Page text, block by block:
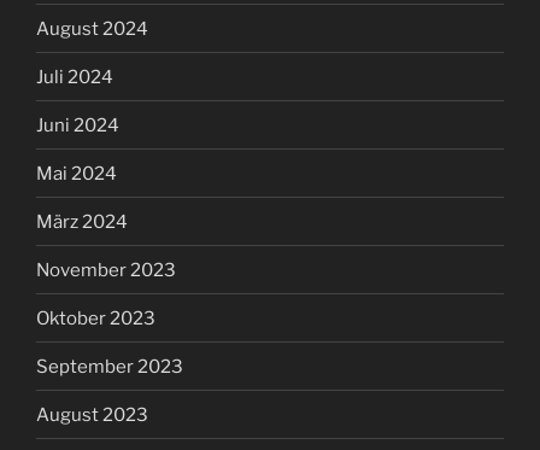
August 2024
Juli 2024
Juni 2024
Mai 2024
März 2024
November 2023
Oktober 2023
September 2023
August 2023